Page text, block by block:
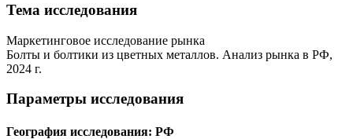
Тема иcследования
Маркетинговое исследование рынка
Болты и болтики из цветных металлов. Анализ рынка в РФ,
2024 г.
Параметры исследования
География исследования: РФ